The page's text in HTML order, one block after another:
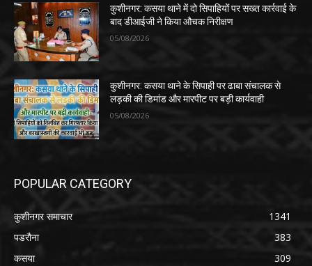
कुशीनगर: कसया थाने में दो सिपाहियों पर सख्त कार्रवाई के
बाद डीआईजी ने किया औचक निरीक्षण
05/08/2026
कुशीनगर: कसया थाने के सिपाही पर ढाबा संचालक से
लड़की की डिमांड और मारपीट पर बड़ी कार्यवाही
05/08/2026
POPULAR CATEGORY
कुशीनगर समाचार
1341
पडरौना
383
कसया
309